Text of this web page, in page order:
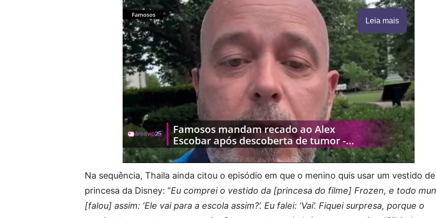
Leia mais
Na sequência, Thaila ainda citou o episódio em que o menino quis usar um vestido de
princesa da Disney: “Eu comprei o vestido da [princesa do filme] Frozen, e todo
[falou] assim: ‘Ele vai para a escola assim?’. Eu falei: ‘Vai’. Fiquei surpresa, porque o